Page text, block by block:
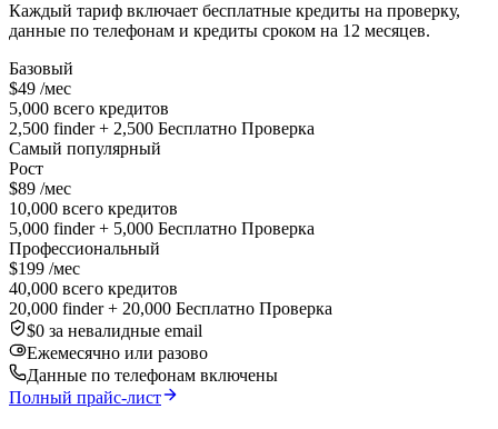
Каждый тариф включает бесплатные кредиты на проверку,
данные по телефонам и кредиты сроком на 12 месяцев.
Базовый
$49 /мес
5,000 всего кредитов
2,500 finder + 2,500 Бесплатно Проверка
Самый популярный
Рост
$89 /мес
10,000 всего кредитов
5,000 finder + 5,000 Бесплатно Проверка
Профессиональный
$199 /мес
40,000 всего кредитов
20,000 finder + 20,000 Бесплатно Проверка
$0 за невалидные email
Ежемесячно или разово
Данные по телефонам включены
Полный прайс-лист